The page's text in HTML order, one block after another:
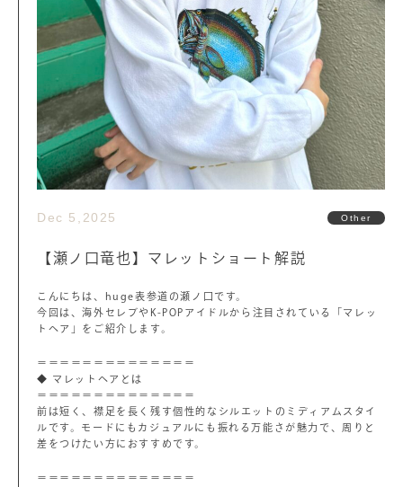
Dec 5,2025 Other
【瀬ノ口竜也】マレットショート解説
こんにちは、huge表参道の瀬ノ口です。
今回は、海外セレブやK-POPアイドルから注目されている「マレッ
トヘア」をご紹介します。
＝＝＝＝＝＝＝＝＝＝＝＝＝＝
◆ マレットヘアとは
＝＝＝＝＝＝＝＝＝＝＝＝＝＝
前は短く、襟足を長く残す個性的なシルエットのミディアムスタイ
ルです。モードにもカジュアルにも振れる万能さが魅力で、周りと
差をつけたい方におすすめです。
＝＝＝＝＝＝＝＝＝＝＝＝＝＝